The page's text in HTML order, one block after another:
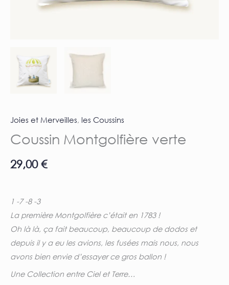
Joies et Merveilles, les Coussins
Coussin Montgolfière verte
29,00 €
1 -7 -8 -3
La première Montgolfière c’était en 1783 !
Oh là là, ça fait beaucoup, beaucoup de dodos et
depuis il y a eu les avions, les fusées mais nous, nous
avons bien envie d’essayer ce gros ballon !
Une Collection entre Ciel et Terre…